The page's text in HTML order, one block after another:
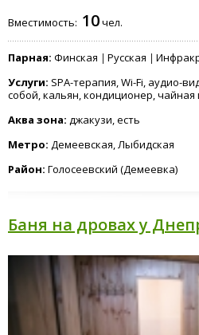
Вместимость: 10чел.
Парная: Финская Русская
Услуги: SPA-терапия, Wi-Fi, аудио-
собой, кальян, кондиционер,
Аква зона: джакузи, есть
Метро: Демеевская, Лыбидская
Район: Голосеевский (Демеевка)
Баня на дровах у